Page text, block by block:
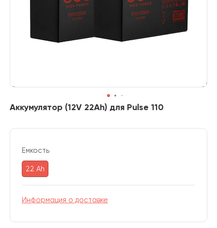
Аккумулятор (12V 22Ah) для Pulse 110
Емкость
22 Ah
Информация о доставке